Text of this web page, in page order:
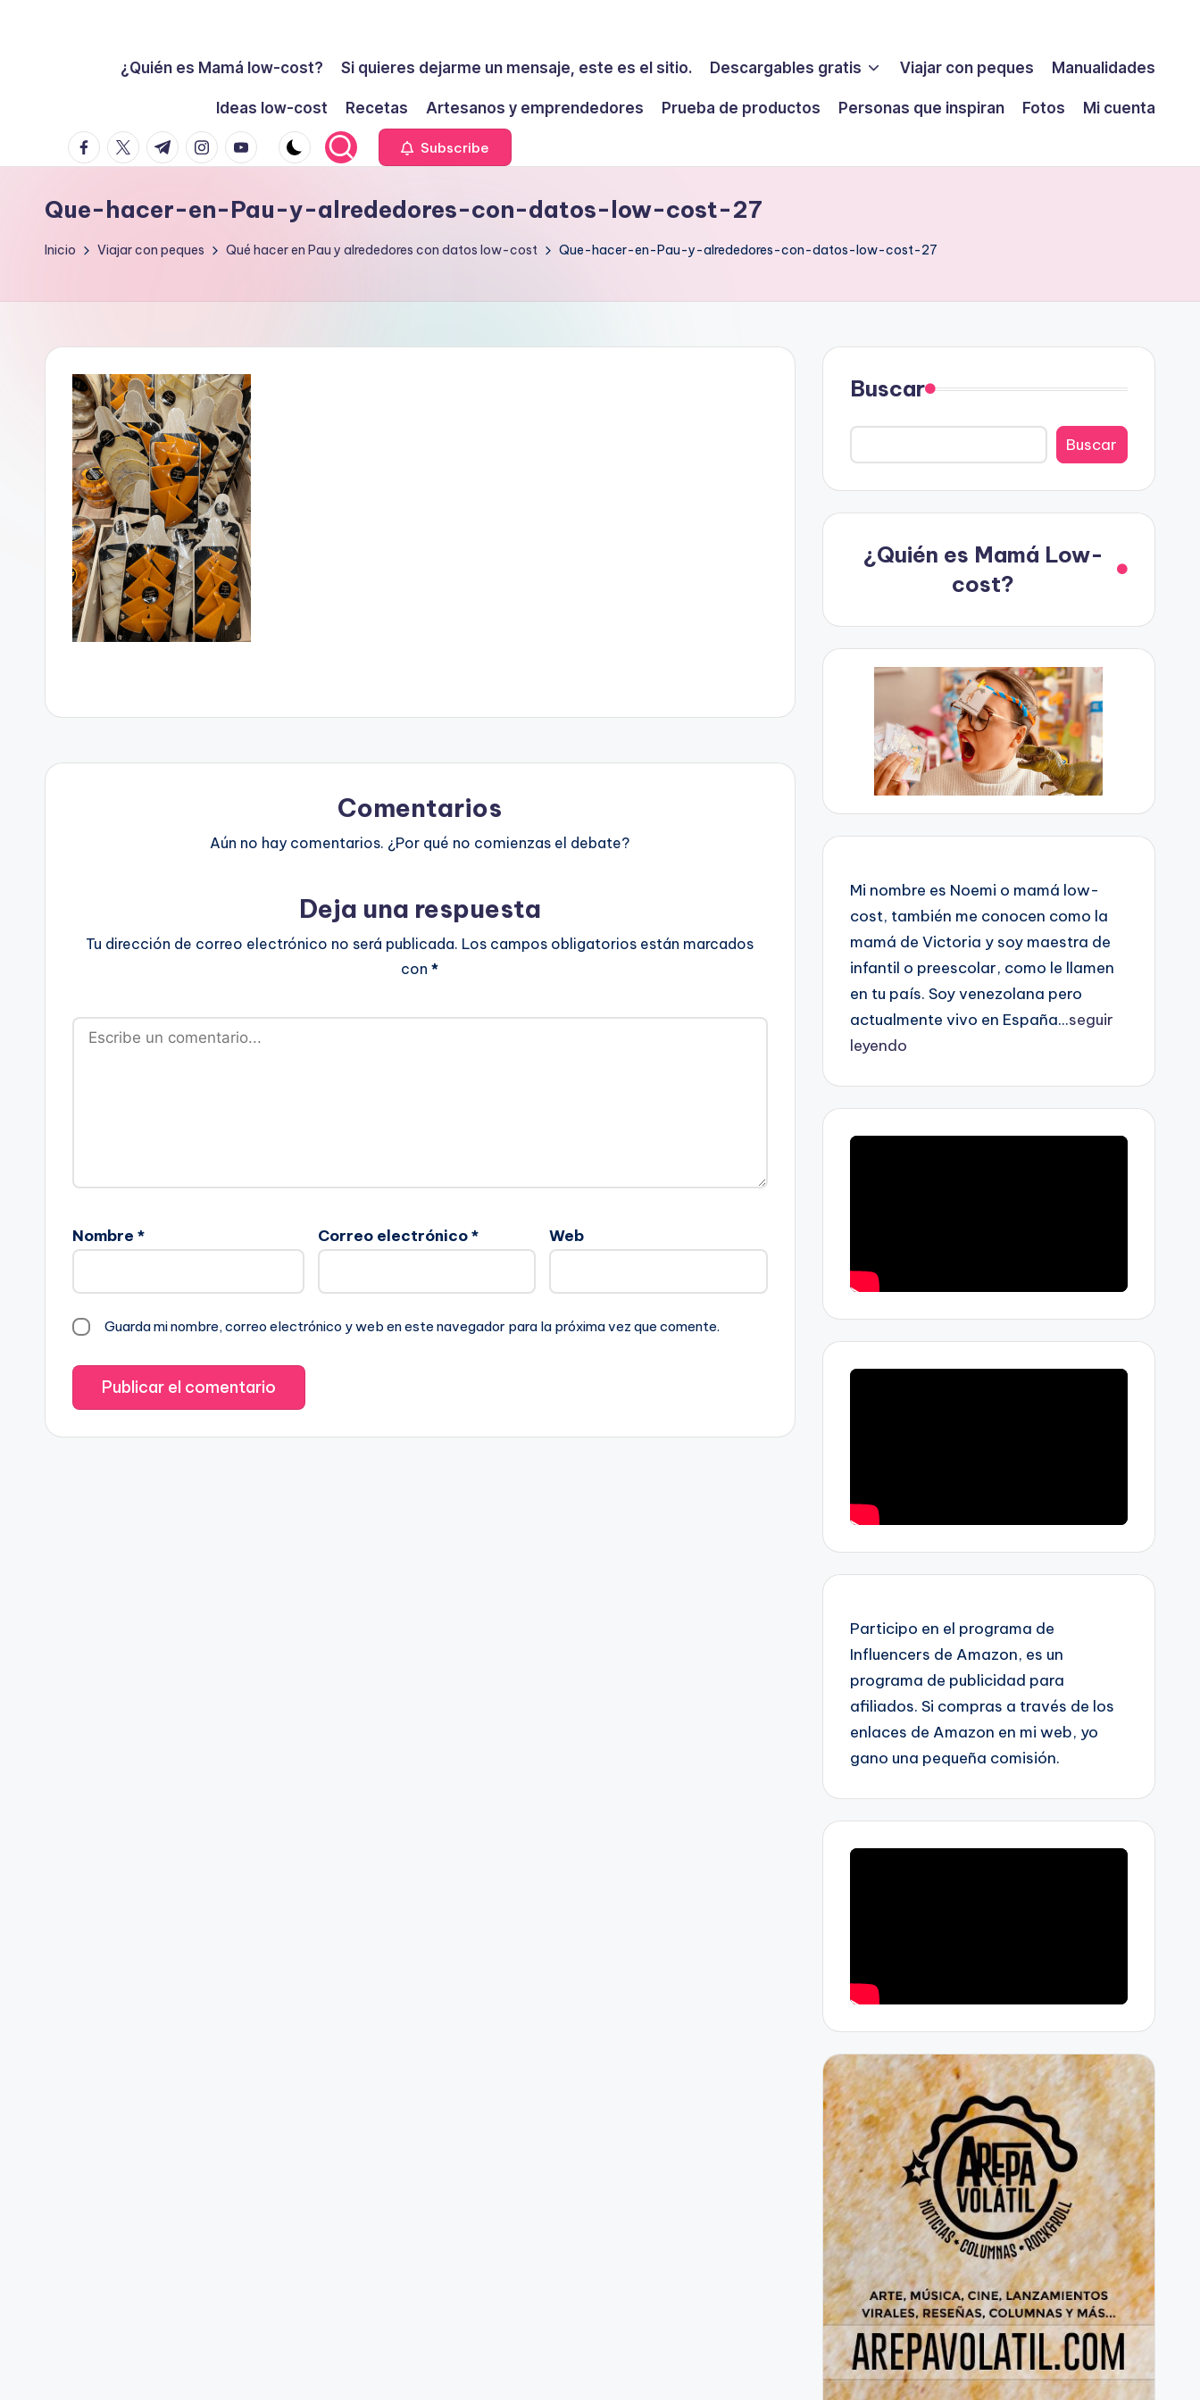
no
en
el
¿Quién es Mamá low-cost? Si quieres dejarme un mensaje, este es el sitio. Descargables gratis Viajar con peques Manualidades
Ideas low-cost Recetas Artesanos y emprendedores Prueba de productos Personas que inspiran Fotos
Mi cuenta
facebook.com
twitter.com
t.me instagram.com
youtube.com Subscribe
Que-hacer-en-Pau-y-alrededores-con-datos-low-cost-27
Inicio Viajar con peques Qué hacer en Pau y alrededores con datos low-cost Que-hacer-en-Pau-y-alrededores-con-datos-low-cost-27
Comentarios
Aún no hay comentarios. ¿Por qué no comienzas el debate?
Deja una respuesta
Tu dirección de correo electrónico no será publicada. Los campos obligatorios están marcados
con*
Nombre * Correo electrónico* Web
Guarda mi nombre, correo electrónico y web en este navegador para la próxima vez que comente.
Buscar
Buscar
¿Quién es Mamá Low-
cost?
Mi nombre es Noemi o mamá low-
cost, también me conocen como la
mamá de Victoria y soy maestra de
infantil o preescolar, como le llamen
en tu país. Soy venezolana pero
actualmente vivo en España...seguir
leyendo
Participo en el programa de
Influencers de Amazon, es un
programa de publicidad para
afiliados. Si compras a través de los
enlaces de Amazon en mi web, yo
gano una pequeña comisión.